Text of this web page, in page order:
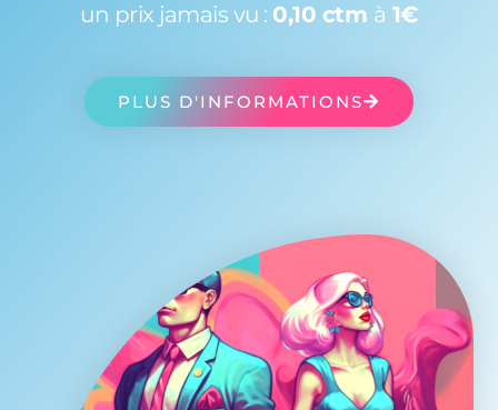
un prix jamais vu : 0,10 ctm à 1€
PLUS D'INFORMATIONS